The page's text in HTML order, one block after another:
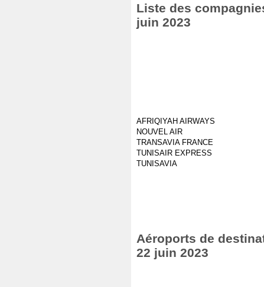
Liste des
juin 2023
AFRIQIYAH AIRWAYS
NOUVEL AIR
TRANSAVIA FRANCE
TUNISAIR EXPRESS
TUNISAVIA
Aéroports de
22 juin 2023